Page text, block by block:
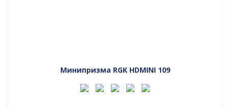
Минипризма RGK HDMINI 109